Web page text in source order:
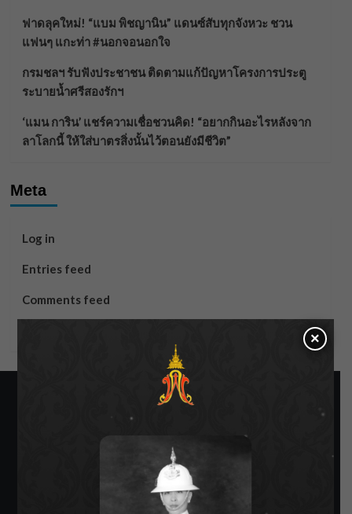
ฟาดลุคใหม่! “แบม พิชญานิน” แดนซ์สับทุกจังหวะ ชวน
แฟนๆ แกะท่า #นอกจอนอกใจ
กรมชลฯ รับฟังประชาชน ติดตามแก้ปัญหาโครงการประตู
ระบายน้ำศรีสองรักฯ
‘แมน การิน’ แชร์ความเชื่อชวนคิด! “อยากกินอะไรหลังจาก
ลาโลกนี้ ให้ใส่บาตรสิ่งนั้นไว้ตอนยังมีชีวิต”
Meta
Log in
Entries feed
Comments feed
×